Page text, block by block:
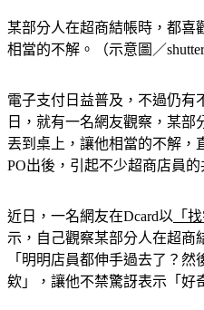
某部分人在超商結帳時，都喜
相當的不解。（示意圖／
電子支付日益普及，不過仍有
日，就有一名網友觀察，某
丟到桌上，讓他相當的不解，
PO出後，引起不少超商店員的
近日，一名網友在Dcard以 「
示，自己觀察某部分人在超商
「明明店員都伸手過去了？
欸」，讓他不禁驚訝表示「好